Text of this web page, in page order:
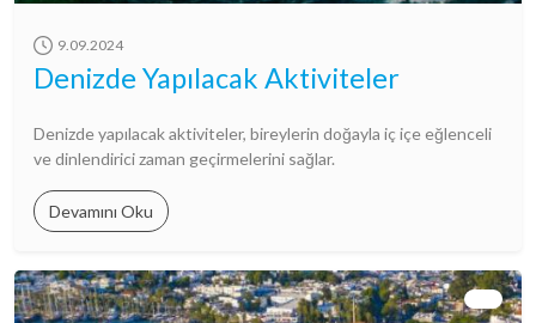
9.09.2024
Denizde Yapılacak Aktiviteler
Denizde yapılacak aktiviteler, bireylerin doğayla iç içe eğlenceli
ve dinlendirici zaman geçirmelerini sağlar.
Devamını Oku